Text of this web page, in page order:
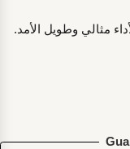
مثالي وطويل الأمد.